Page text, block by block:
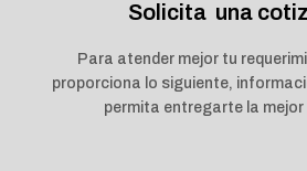
Solicita una
Para atender mejor tu
proporciona lo siguiente,
permita entregarte la